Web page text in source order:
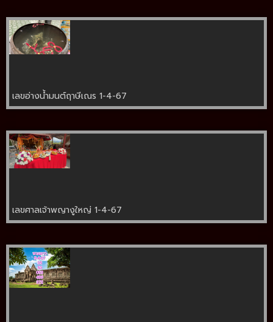
เลขอ่างน้ำมนต์ฤาษีเณร 1-4-67
เลขศาลเจ้าพญางูใหญ่ 1-4-67